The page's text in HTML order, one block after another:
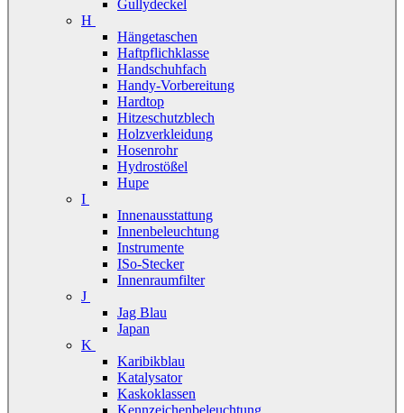
Gullydeckel
H
Hängetaschen
Haftpflichklasse
Handschuhfach
Handy-Vorbereitung
Hardtop
Hitzeschutzblech
Holzverkleidung
Hosenrohr
Hydrostößel
Hupe
I
Innenausstattung
Innenbeleuchtung
Instrumente
ISo-Stecker
Innenraumfilter
J
Jag Blau
Japan
K
Karibikblau
Katalysator
Kaskoklassen
Kennzeichenbeleuchtung